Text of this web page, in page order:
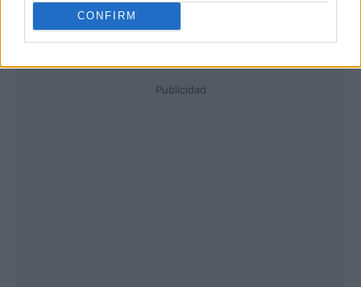
CONFIRM
Publicidad